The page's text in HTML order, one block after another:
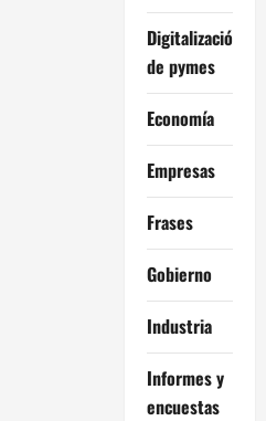
Digitalización
de pymes
Economía
Empresas
Frases
Gobierno
Industria
Informes y
encuestas